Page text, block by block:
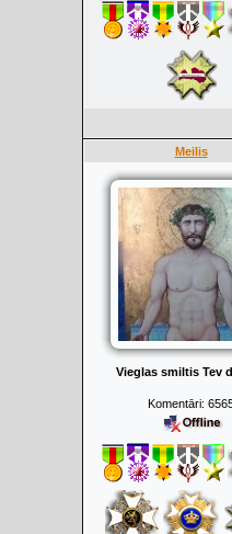
Meilis
Vieglas smiltis Tev
Komentāri: